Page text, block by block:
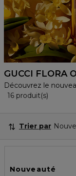
GUCCI FLORA
Découvrez le
16 produit(s)
Trier par
Nouveauté